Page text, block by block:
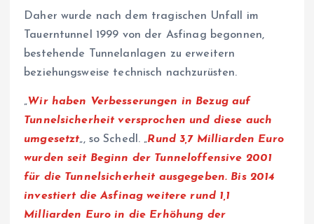
Daher wurde nach dem tragischen Unfall im
Tauerntunnel 1999 von der Asfinag begonnen,
bestehende Tunnelanlagen zu erweitern
beziehungsweise technisch nachzurüsten.
„Wir haben Verbesserungen in Bezug auf
Tunnelsicherheit versprochen und diese auch
umgesetzt„, so Schedl. „Rund 3,7 Milliarden Euro
wurden seit Beginn der Tunneloffensive 2001
für die Tunnelsicherheit ausgegeben. Bis 2014
investiert die Asfinag weitere rund 1,1
Milliarden Euro in die Erhöhung der